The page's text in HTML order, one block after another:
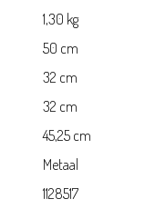
1,30 kg
50 cm
32 cm
32 cm
45,25 cm
Metaal
1128517